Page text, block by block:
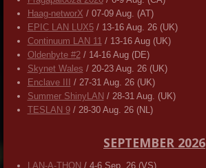
Haag-networX / 07-09 Aug. (AT)
EPIC LAN LUX5/ 13-16 Aug. 26 (UK)
Continuum LAN 11/ 13-16 Aug (UK)
Oldenbyte #2/ 14-16 Aug (DE)
Skynet Wales / 20-23 Aug. 26 (UK)
Enclave III
/ 27-31 Aug. 26 (UK)
Summer ShinyLAN / 28-31 Aug. (UK)
TESLAN 9/ 28-30 Aug. 26 (NL)
SEPTEMBER 2026
LAN-A-THON / 4-6 Sep. 26 (VS)